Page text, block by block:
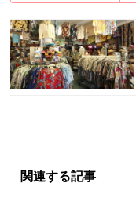
関連する記事